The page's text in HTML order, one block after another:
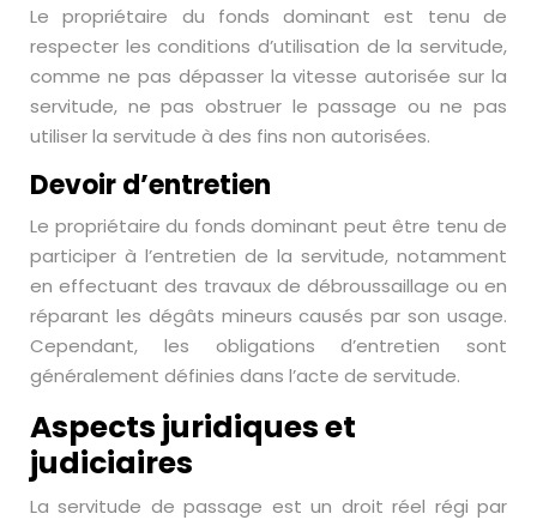
Le propriétaire du fonds dominant est tenu de
respecter les conditions d’utilisation de la servitude,
comme ne pas dépasser la vitesse autorisée sur la
servitude, ne pas obstruer le passage ou ne pas
utiliser la servitude à des fins non autorisées.
Devoir d’entretien
Le propriétaire du fonds dominant peut être tenu de
participer à l’entretien de la servitude, notamment
en effectuant des travaux de débroussaillage ou en
réparant les dégâts mineurs causés par son usage.
Cependant, les obligations d’entretien sont
généralement définies dans l’acte de servitude.
Aspects juridiques et
judiciaires
La servitude de passage est un droit réel régi par